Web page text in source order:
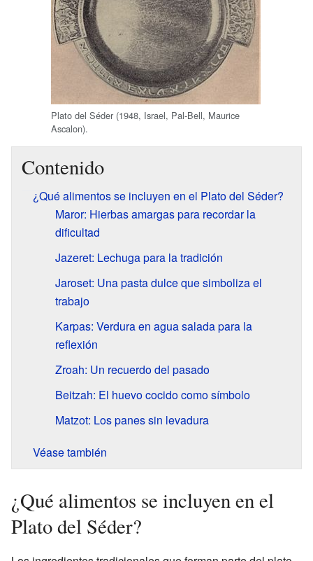
Plato del Séder (1948, Israel, Pal-Bell, Maurice
Ascalon).
Contenido
¿Qué alimentos se incluyen en el Plato del Séder?
Maror: Hierbas amargas para recordar la
dificultad
Jazeret: Lechuga para la tradición
Jaroset: Una pasta dulce que simboliza el
trabajo
Karpas: Verdura en agua salada para la
reflexión
Zroah: Un recuerdo del pasado
Beitzah: El huevo cocido como símbolo
Matzot: Los panes sin levadura
Véase también
¿Qué alimentos se incluyen en el
Plato del Séder?